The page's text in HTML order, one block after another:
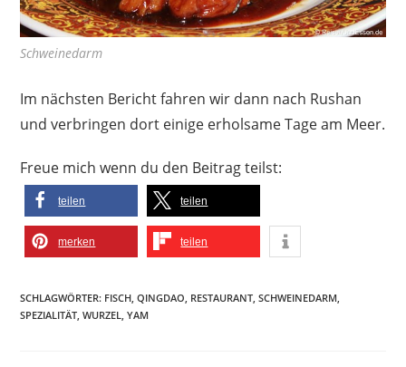
Schweinedarm
Im nächsten Bericht fahren wir dann nach Rushan
und verbringen dort einige erholsame Tage am Meer.
Freue mich wenn du den Beitrag teilst:
teilen teilen
merken teilen
SCHLAGWÖRTER: FISCH, QINGDAO, RESTAURANT, SCHWEINEDARM,
SPEZIALITÄT, WURZEL, YAM